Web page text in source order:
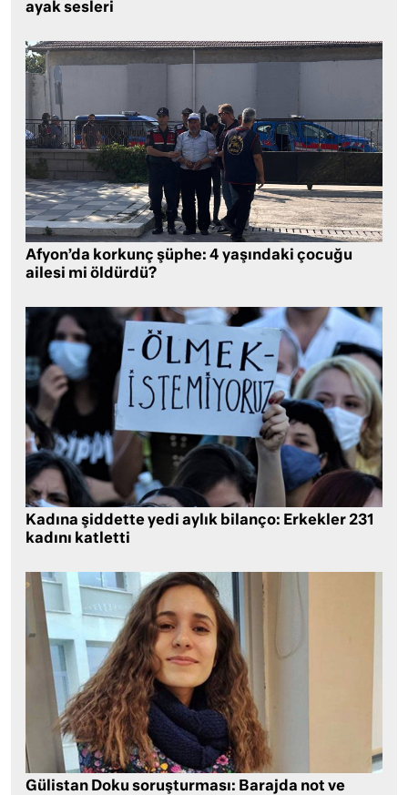
ayak sesleri
Afyon’da korkunç şüphe: 4 yaşındaki çocuğu
ailesi mi öldürdü?
Kadına şiddette yedi aylık bilanço: Erkekler 231
kadını katletti
Gülistan Doku soruşturması: Barajda not ve